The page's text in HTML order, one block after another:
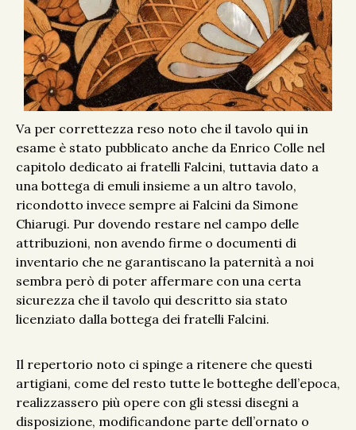
Va per correttezza reso noto che il tavolo qui in
esame è stato pubblicato anche da Enrico Colle nel
capitolo dedicato ai fratelli Falcini, tuttavia dato a
una bottega di emuli insieme a un altro tavolo,
ricondotto invece sempre ai Falcini da Simone
Chiarugi. Pur dovendo restare nel campo delle
attribuzioni, non avendo firme o documenti di
inventario che ne garantiscano la paternità a noi
sembra però di poter affermare con una certa
sicurezza che il tavolo qui descritto sia stato
licenziato dalla bottega dei fratelli Falcini.
Il repertorio noto ci spinge a ritenere che questi
artigiani, come del resto tutte le botteghe dell’epoca,
realizzassero più opere con gli stessi disegni a
disposizione, modificandone parte dell’ornato o